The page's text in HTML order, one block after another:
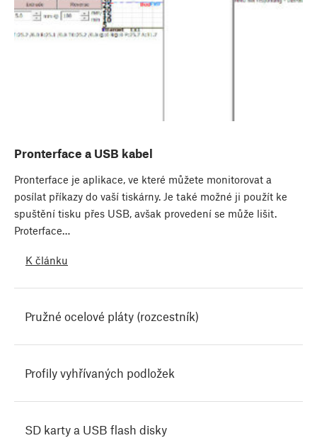
Pronterface a USB kabel
Pronterface je aplikace, ve které můžete monitorovat a
posílat příkazy do vaší tiskárny. Je také možné ji použít ke
spuštění tisku přes USB, avšak provedení se může lišit.
Proterface…
K článku
Pružné ocelové pláty (rozcestník)
Profily vyhřívaných podložek
SD karty a USB flash disky